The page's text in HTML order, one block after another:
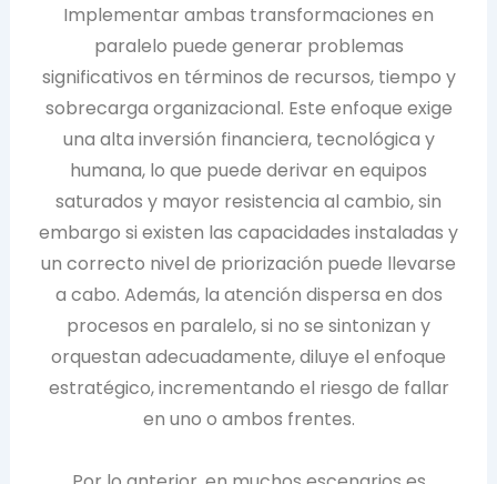
Implementar ambas transformaciones en
paralelo puede generar problemas
significativos en términos de recursos, tiempo y
sobrecarga organizacional. Este enfoque exige
una alta inversión financiera, tecnológica y
humana, lo que puede derivar en equipos
saturados y mayor resistencia al cambio, sin
embargo si existen las capacidades instaladas y
un correcto nivel de priorización puede llevarse
a cabo. Además, la atención dispersa en dos
procesos en paralelo, si no se sintonizan y
orquestan adecuadamente, diluye el enfoque
estratégico, incrementando el riesgo de fallar
en uno o ambos frentes.